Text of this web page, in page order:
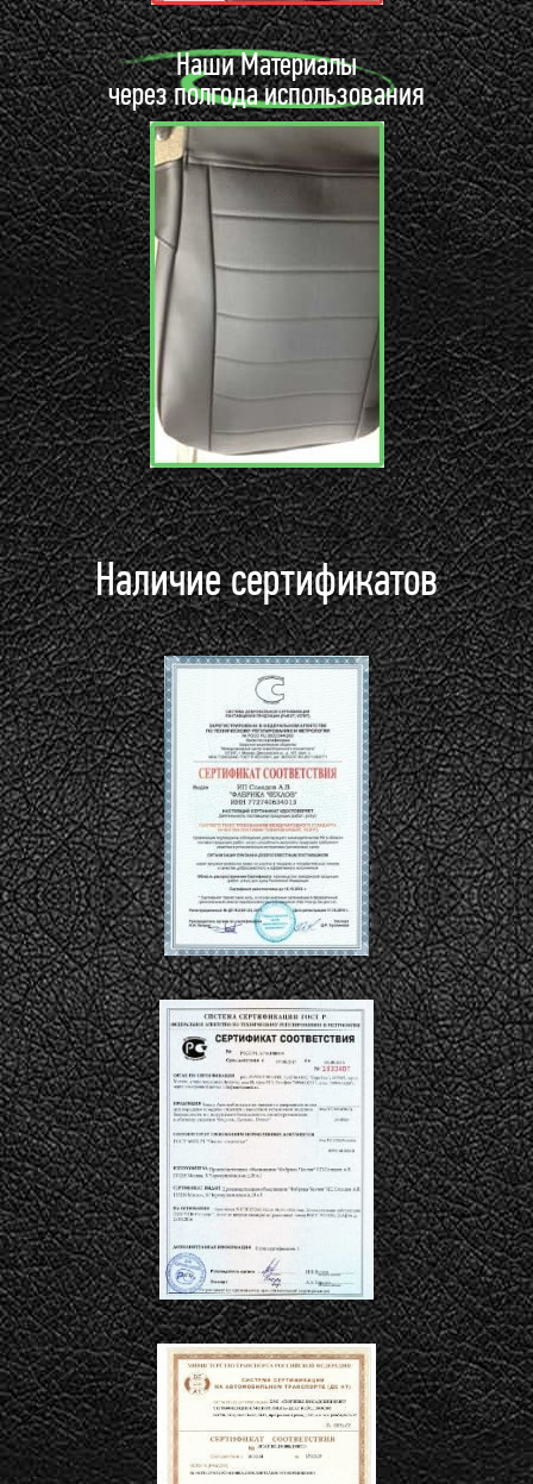
Наши Материалы
через полгода использования
Наличие сертификатов